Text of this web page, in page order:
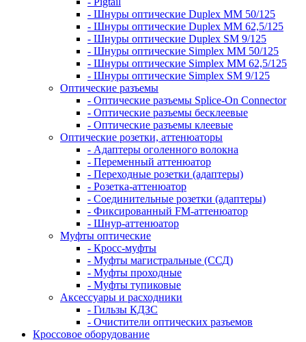
- Шнуры оптические Duplex MM 50/125
- Шнуры оптические Duplex MM 62,5/125
- Шнуры оптические Duplex SM 9/125
- Шнуры оптические Simplex MM 50/125
- Шнуры оптические Simplex MM 62,5/125
- Шнуры оптические Simplex SM 9/125
Оптические разъемы
- Оптические разъемы Splice-On Connector
- Оптические разъемы бесклеевые
- Оптические разъемы клеевые
Оптические розетки, аттенюаторы
- Адаптеры оголенного волокна
- Переменный аттенюатор
- Переходные розетки (адаптеры)
- Розетка-аттенюатор
- Соединительные розетки (адаптеры)
- Фиксированный FM-аттенюатор
- Шнур-аттенюатор
Муфты оптические
- Кросс-муфты
- Муфты магистральные (ССД)
- Муфты проходные
- Муфты тупиковые
Аксессуары и расходники
- Гильзы КДЗС
- Очистители оптических разъемов
Кроссовое оборудование